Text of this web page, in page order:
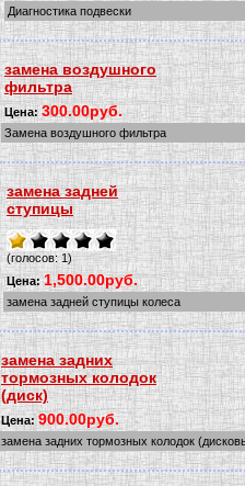
Диагностика подвески
замена воздушного
фильтра
Цена: 300.00руб.
Замена воздушного фильтра
замена задней
ступицы
(голосов: 1)
Цена:1,500.00руб.
замена задней ступицы колеса
замена задних
тормозных колодок
(диск)
Цена:900.00руб.
замена задних тормозных колодок